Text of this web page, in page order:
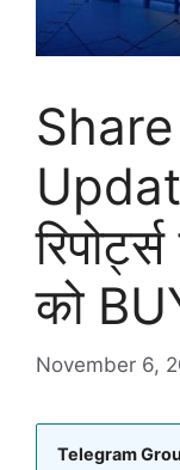
को
November 6,
Telegram